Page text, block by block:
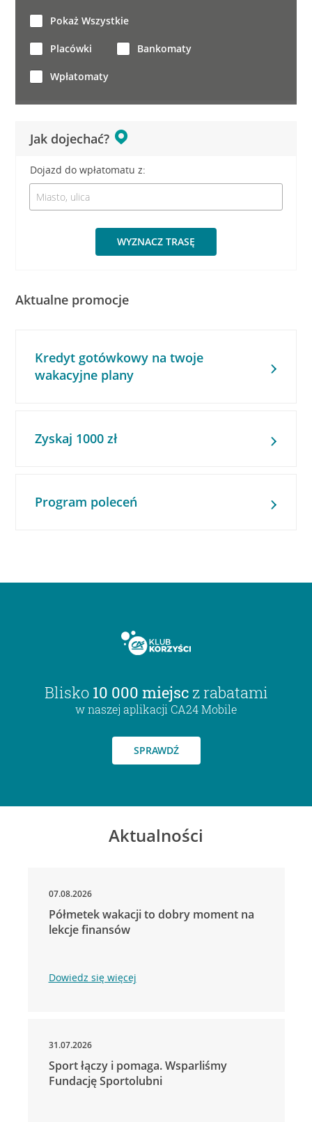
Jak dojechać?
Dojazd do wpłatomatu z:
WYZNACZ TRASĘ
Pokaż Wszystkie
Placówki Bankomaty
Wpłatomaty
Aktualne promocje
Kredyt gotówkowy na twoje
wakacyjne plany
Zyskaj 1000 zł
Program poleceń
Blisko 10 000 miejsc z rabatami
w naszej aplikacji CA24 Mobile
SPRAWDŹ
Aktualności
07.08.2026
Półmetek wakacji to dobry moment na
lekcje finansów
Dowiedz się więcej
31.07.2026
Sport łączy i pomaga. Wsparliśmy
Fundację Sportolubni